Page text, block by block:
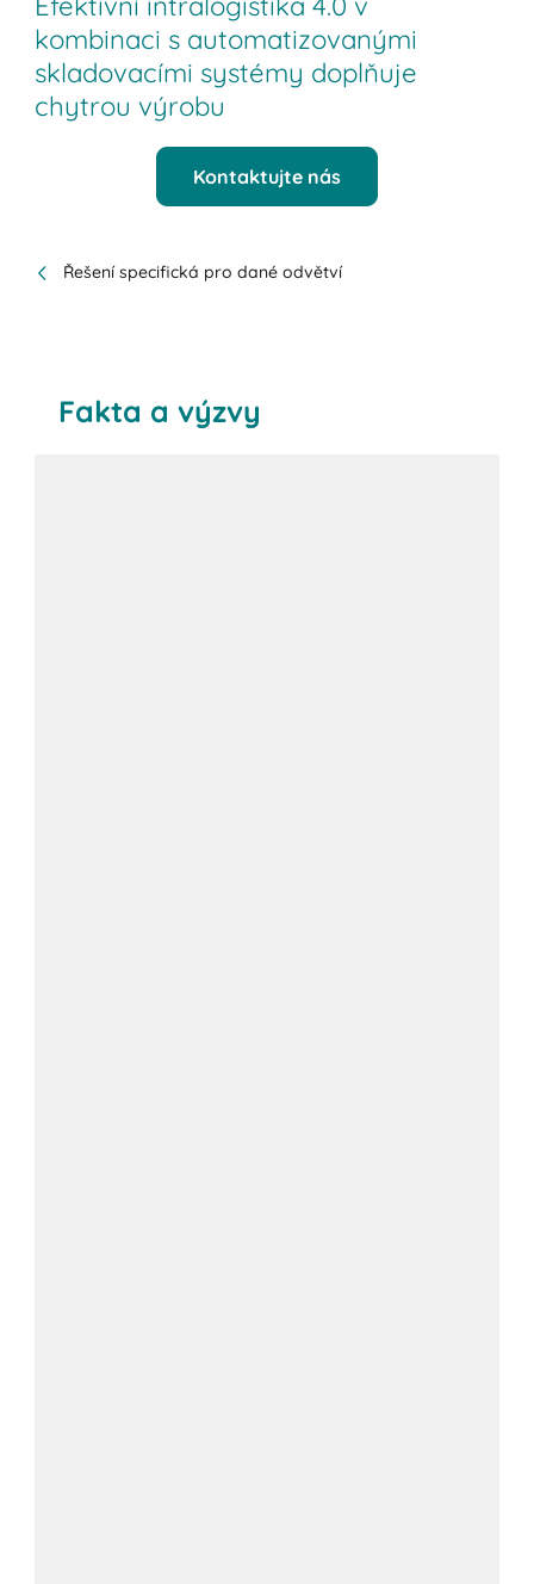
kombinaci s automatizovanými
skladovacími systémy doplňuje
chytrou výrobu
Kontaktujte nás
Řešení specifická pro dané odvětví
Fakta a výzvy